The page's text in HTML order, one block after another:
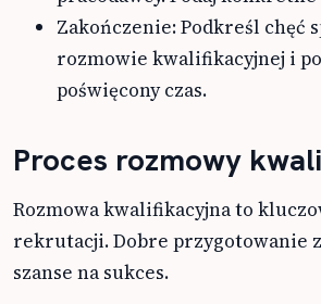
Zakończenie: Podkreśl chęć
rozmowie kwalifikacyjnej i
poświęcony czas.
Proces rozmowy
Rozmowa kwalifikacyjna to
rekrutacji. Dobre przygotowanie
szanse na sukces.